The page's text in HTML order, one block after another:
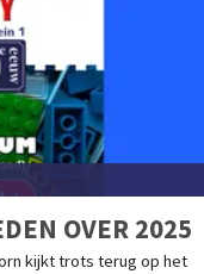
OVER 2025
kijkt trots terug op het